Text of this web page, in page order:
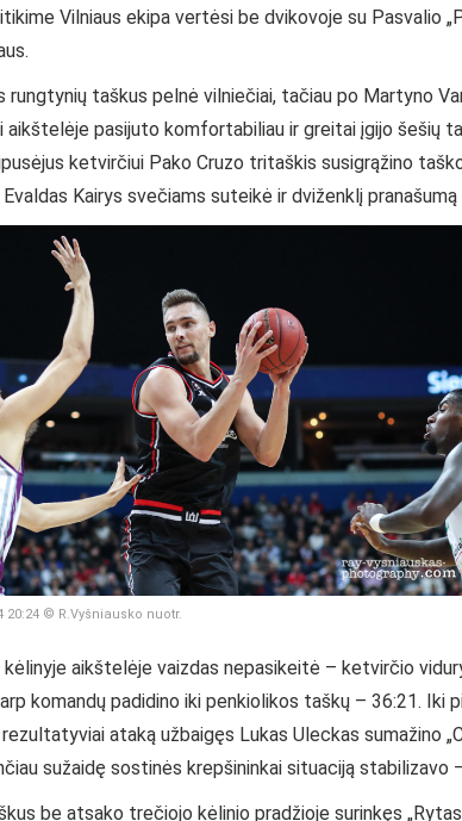
Vilniaus ekipa vertėsi be dvikovoje su Pasvalio
rungtynių taškus pelnė vilniečiai, tačiau po Martyno
aikštelėje pasijuto komfortabiliau ir greitai įgijo šešių
ketvirčiui Pako Cruzo tritaškis susigrąžino
Kairys svečiams suteikė ir dviženklį pranašumą
20:24 © R.Vyšniausko nuotr.
aikštelėje vaizdas nepasikeitė – ketvirčio
komandų padidino iki penkiolikos taškų – 36:21. Iki
ataką užbaigęs Lukas Uleckas sumažino
sužaidę sostinės krepšininkai situaciją stabilizavo
be atsako trečiojo kėlinio pradžioje surinkęs